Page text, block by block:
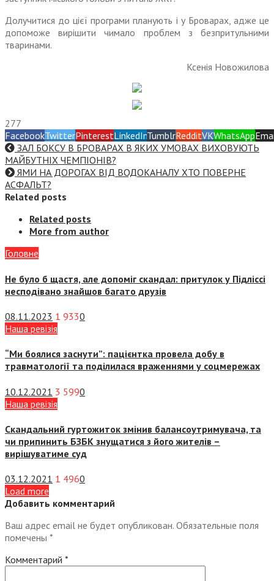
Долучитися до цієї програми планують і у Броварах, адже це
допоможе вирішити чимало проблем з безпритульними
тваринами.
Ксенія Новожилова
277
FacebookTwitterPinterestLinkedInTumblrRedditVKWhatsApp
ЗАЛ БОКСУ В БРОВАРАХ В ЯКИХ УМОВАХ ВИХОВУЮТЬ
МАЙБУТНІХ ЧЕМПІОНІВ?
ЯМИ НА ДОРОГАХ ВІД ВОДОКАНАЛУ ХТО ПОВЕРНЕ
АСФАЛЬТ?
Related posts
Related posts
More from author
Головне
Не було б щастя, але допоміг скандал: притулок у Підліссі
несподівано знайшов багато друзів
08.11.2023 1 9330
Наша ревізія
“Ми боялися заснути”: пацієнтка провела добу в
травматології та поділилася враженнями у соцмережах
10.12.2021 3 5990
Наша ревізія
Скандальний гуртожиток змінив балансоутримувача, та
чи припинить БЗБК знущатися з його жителів –
вирішуватиме суд
03.12.2021 1 4960
Load more
Добавить комментарий
Ваш адрес email не будет опубликован. Обязательные поля
помечены *
Комментарий *